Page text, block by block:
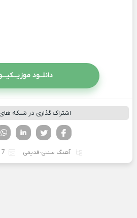
دانلــود
اشتراک گذاری در شبکه
تویتر
فیسوک
آهنگ سنتی-قدیمی 17